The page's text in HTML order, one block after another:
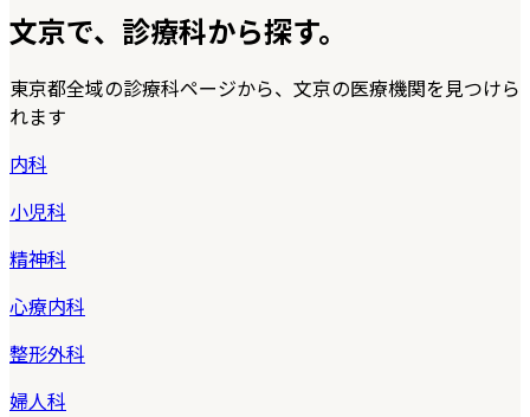
文京で、診療科から探す。
東京都全域の診療科ページから、 文京の医療機関を見つけら
れます
内科
小児科
精神科
心療内科
整形外科
婦人科